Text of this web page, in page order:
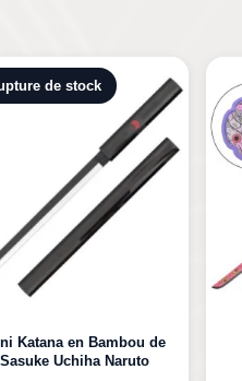
-5,40 €
Katana en Bambou
Kokushibou Tsugikuni